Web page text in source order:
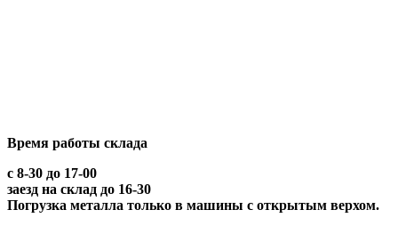
Время работы склада
с 8-30 до 17-00
заезд на склад до 16-30
Погрузка металла только в машины с открытым верхом.